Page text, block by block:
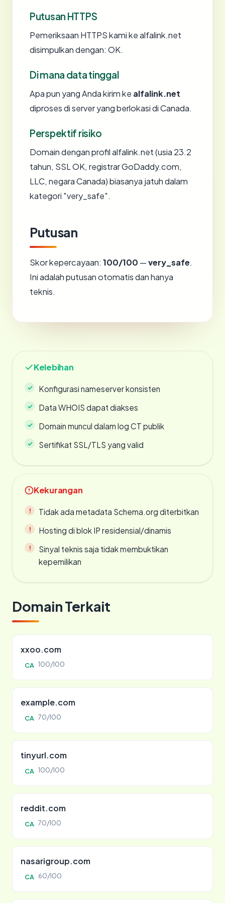
Putusan HTTPS
Pemeriksaan HTTPS kami ke alfalink.net
disimpulkan dengan: OK.
Di mana data tinggal
Apa pun yang Anda kirim ke alfalink.net
diproses di server yang berlokasi di Canada.
Perspektif risiko
Domain dengan profil alfalink.net (usia 23.2
tahun, SSL OK, registrar GoDaddy.com,
LLC, negara Canada) biasanya jatuh dalam
kategori "very_safe".
Putusan
Skor kepercayaan: 100/100 —very_safe.
Ini adalah putusan otomatis dan hanya
teknis.
Kelebihan
Konfigurasi nameserver konsisten
Data WHOIS dapat diakses
Domain muncul dalam log CT publik
Sertifikat SSL/TLS yang valid
Kekurangan
Tidak ada metadata Schema.org diterbitkan
Hosting di blok IP residensial/dinamis
Sinyal teknis saja tidak membuktikan
kepemilikan
Domain Terkait
xxoo.com
CA 100/100
example.com
CA 70/100
tinyurl.com
CA 100/100
reddit.com
CA 70/100
nasarigroup.com
CA 60/100